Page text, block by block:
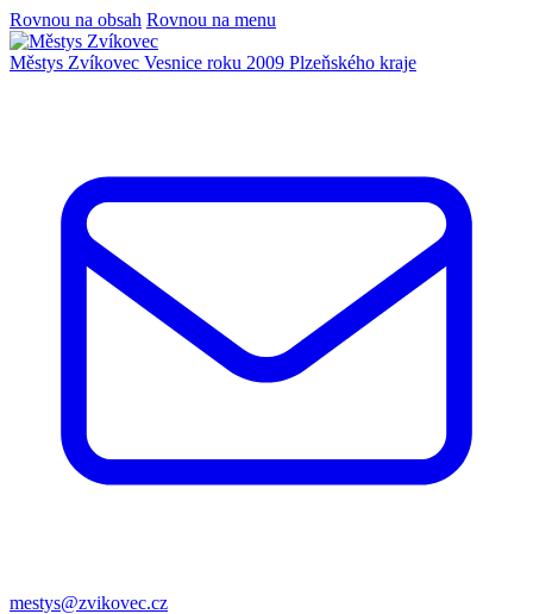
Rovnou na obsah Rovnou na menu
Městys Zvíkovec Vesnice roku 2009 Plzeňského kraje
mestys@zvikovec.cz